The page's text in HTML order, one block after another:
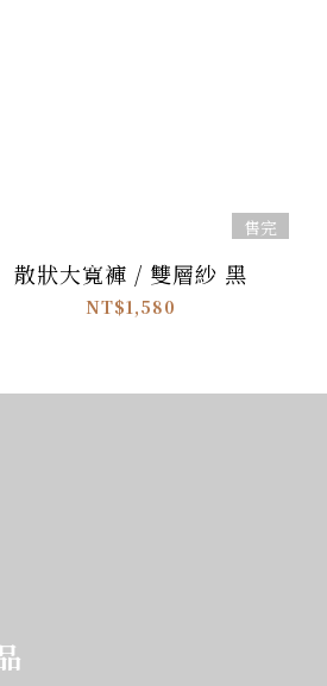
售完
散狀大寬褲 / 雙層紗 黑
NT$1,580